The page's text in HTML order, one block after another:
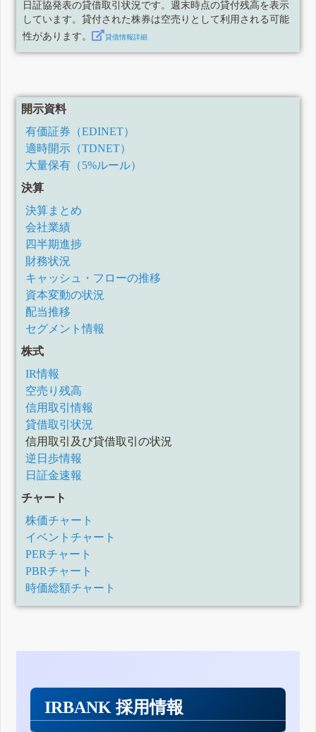
日証協発表の貸借取引状況です。週末時点の貸付残高を表示
しています。貸付された株券は空売りとして利用される可能
性があります。
貸借情報詳細
開示資料
有価証券（EDINET）
適時開示（TDNET）
大量保有（5%ルール）
決算
決算まとめ
会社業績
四半期進捗
財務状況
キャッシュ・フローの推移
資本変動の状況
配当推移
セグメント情報
株式
IR情報
空売り残高
信用取引情報
貸借取引状況
信用取引及び貸借取引の状況
逆日歩情報
日証金速報
チャート
株価チャート
イベントチャート
PERチャート
PBRチャート
時価総額チャート
IRBANK 採用情報